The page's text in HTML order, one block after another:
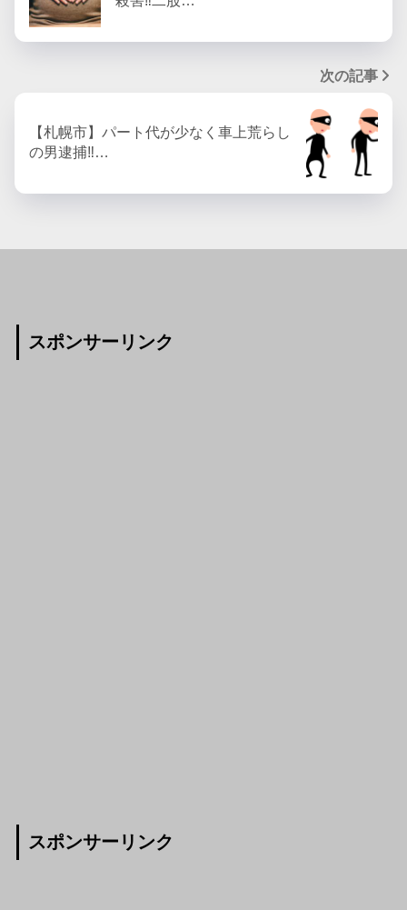
次の記事
【札幌市】パート代が少なく車上荒らし
の男逮捕‼︎…
スポンサーリンク
スポンサーリンク